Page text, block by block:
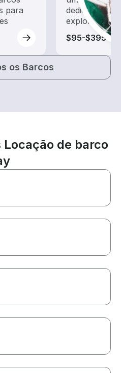
para
dedicado a
exploração
$95-$395
os Barcos
Locação de barco